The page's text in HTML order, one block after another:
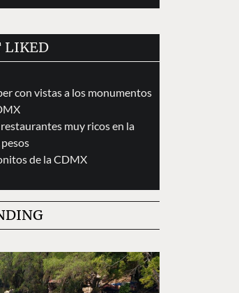
LIKED
con vistas a los monumentos
muy ricos en la
de la CDMX